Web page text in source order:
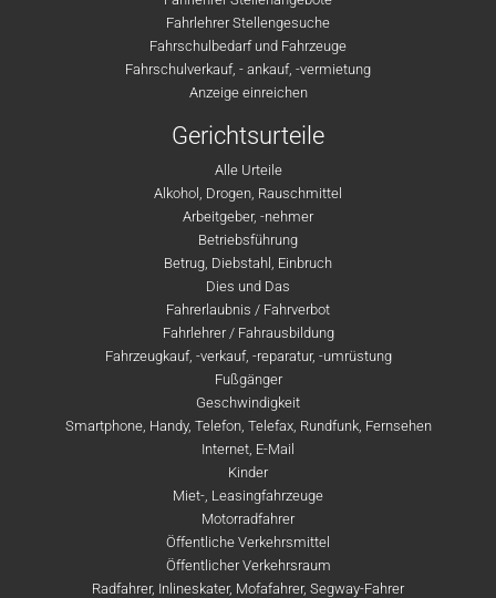
Fahrlehrer Stellengesuche
Fahrschulbedarf und Fahrzeuge
Fahrschulverkauf, - ankauf, -vermietung
Anzeige einreichen
Gerichtsurteile
Alle Urteile
Alkohol, Drogen, Rauschmittel
Arbeitgeber, -nehmer
Betriebsführung
Betrug, Diebstahl, Einbruch
Dies und Das
Fahrerlaubnis / Fahrverbot
Fahrlehrer / Fahrausbildung
Fahrzeugkauf, -verkauf, -reparatur, -umrüstung
Fußgänger
Geschwindigkeit
Smartphone, Handy, Telefon, Telefax, Rundfunk, Fernsehen
Internet, E-Mail
Kinder
Miet-, Leasingfahrzeuge
Motorradfahrer
Öffentliche Verkehrsmittel
Öffentlicher Verkehrsraum
Radfahrer, Inlineskater, Mofafahrer, Segway-Fahrer